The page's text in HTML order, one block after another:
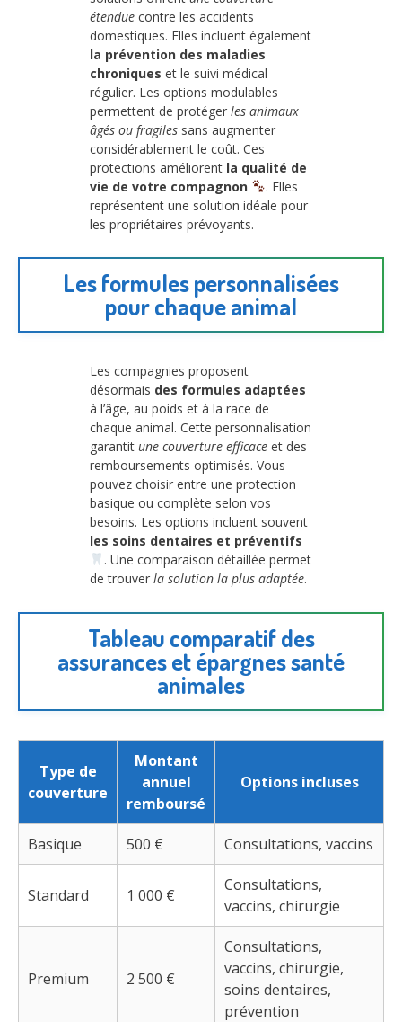
étendue contre les accidents
domestiques. Elles incluent également
la prévention des maladies
chroniques et le suivi médical
régulier. Les options modulables
permettent de protéger les animaux
âgés ou fragiles sans augmenter
considérablement le coût. Ces
protections améliorent la qualité de
vie de votre compagnon
. Elles
représentent une solution idéale pour
les propriétaires prévoyants.
Les formules personnalisées
pour chaque animal
Les compagnies proposent
désormais des formules adaptées
à l’âge, au poids et à la race de
chaque animal. Cette personnalisation
garantit une couverture efficace et des
remboursements optimisés. Vous
pouvez choisir entre une protection
basique ou complète selon vos
besoins. Les options incluent souvent
les soins dentaires et préventifs
. Une comparaison détaillée permet
de trouver la solution la plus adaptée.
Tableau comparatif des
assurances et épargnes santé
animales
Type de
couverture
Montant
annuel
remboursé
Options incluses
Basique 500 € Consultations, vaccins
Standard 1 000 €
Consultations,
vaccins, chirurgie
Premium 2 500 €
Consultations,
vaccins, chirurgie,
soins dentaires,
prévention